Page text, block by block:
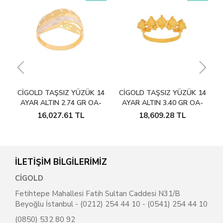
CIGOLD TAŞSIZ YÜZÜK 14
AYAR ALTIN 2.74 GR OA-
C11801029130
16,027.61TL
CIGOLD TAŞSIZ YÜZÜK 14
AYAR ALTIN 3.40 GR OA-
K21601029053
18,609.28TL
İLETİŞİM BİLGİLERİMİZ
CİGOLD
Fetihtepe Mahallesi Fatih Sultan Caddesi N31/B
Beyoğlu İstanbul - (0212) 254 44 10 - (0541) 254 44 10
(0850) 532 80 92